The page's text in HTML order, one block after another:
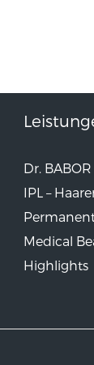
Dr.
IPL –
Medical
Highlights